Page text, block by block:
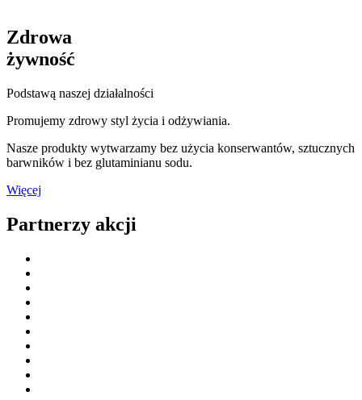
Zdrowa
żywność
Podstawą naszej działalności
Promujemy zdrowy styl życia i odżywiania.
Nasze produkty wytwarzamy bez użycia konserwantów, sztucznych
barwników i bez glutaminianu sodu.
Więcej
Partnerzy akcji